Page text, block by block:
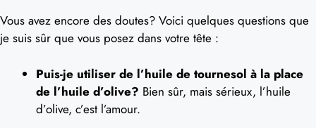
Vous avez encore des doutes? Voici quelques questions que
je suis sûr que vous posez dans votre tête :
Puis-je utiliser de l’huile de tournesol à la place
de l’huile d’olive? Bien sûr, mais sérieux, l’huile
d’olive, c’est l’amour.